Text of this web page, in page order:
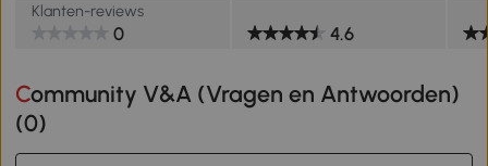
Klanten-reviews
0 4.6
Community V&A (Vragen en Antwoorden)
(0)